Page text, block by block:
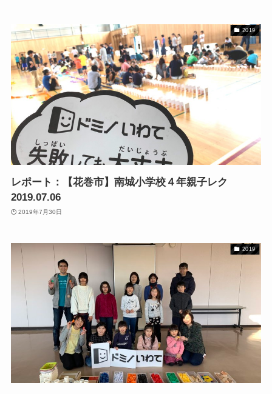
2019
レポート：【花巻市】南城小学校４年親子レク
2019.07.06
2019年7月30日
2019